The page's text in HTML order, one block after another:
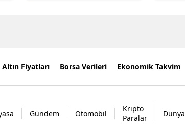
Altın Fiyatları Borsa Verileri Ekonomik Takvim
Gündem Otomobil
Kripto
Paralar
Dünya